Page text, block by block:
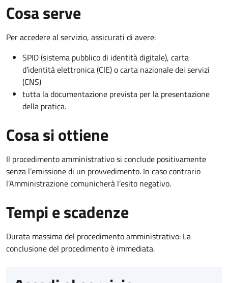
Cosa serve
Per accedere al servizio, assicurati di avere:
SPID (sistema pubblico di identità digitale), carta
d’identità elettronica (CIE) o carta nazionale dei servizi
(CNS)
tutta la documentazione prevista per la presentazione
della pratica.
Cosa si ottiene
Il procedimento amministrativo si conclude positivamente
senza l’emissione di un provvedimento. In caso contrario
l’Amministrazione comunicherà l’esito negativo.
Tempi e scadenze
Durata massima del procedimento amministrativo: La
conclusione del procedimento è immediata.